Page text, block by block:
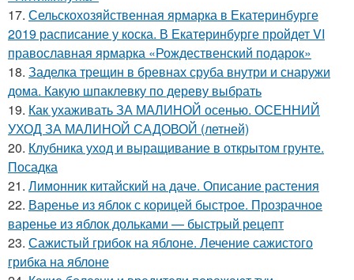
17. Сельскохозяйственная ярмарка в Екатеринбурге
2019 расписание у коска. В Екатеринбурге пройдет VI
православная ярмарка «Рождественский подарок»
18. Заделка трещин в бревнах сруба внутри и снаружи
дома. Какую шпаклевку по дереву выбрать
19. Как ухаживать ЗА МАЛИНОЙ осенью. ОСЕННИЙ
УХОД ЗА МАЛИНОЙ САДОВОЙ (летней)
20. Клубника уход и выращивание в открытом грунте.
Посадка
21. Лимонник китайский на даче. Описание растения
22. Варенье из яблок с корицей быстрое. Прозрачное
варенье из яблок дольками — быстрый рецепт
23. Сажистый грибок на яблоне. Лечение сажистого
грибка на яблоне